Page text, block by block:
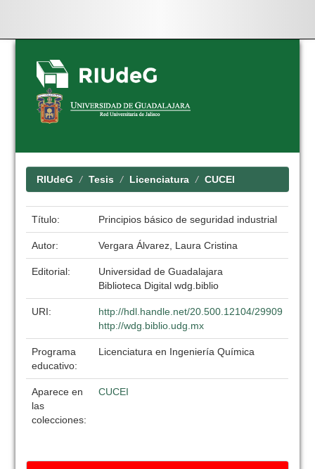
Skip
navigation
RIUdeG Tesis Licenciatura CUCEI
Título: Principios básico de seguridad industrial
Autor: Vergara Álvarez, Laura Cristina
Editorial:
Universidad de Guadalajara
Biblioteca Digital wdg.biblio
URI:
http://hdl.handle.net/20.500.12104/29909
http://wdg.biblio.udg.mx
Programa
educativo:
Licenciatura en Ingeniería Química
Aparece en
las
colecciones:
CUCEI